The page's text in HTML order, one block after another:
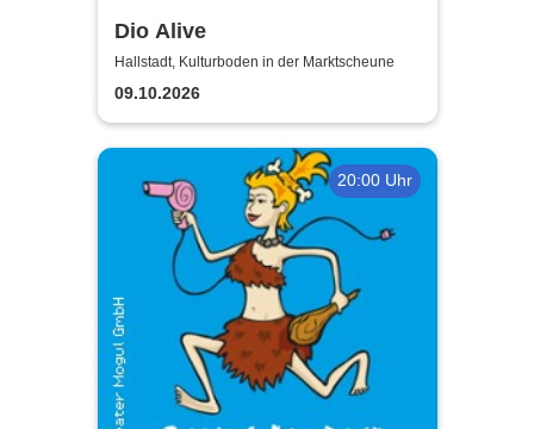
Dio Alive
Hallstadt, Kulturboden in der Marktscheune
09.10.2026
20:00 Uhr